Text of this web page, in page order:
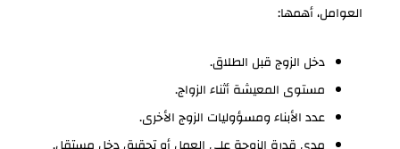
العوامل، أهمها:
دخل الزوج قبل الطلاق.
مستوى المعيشة أثناء الزواج.
عدد الأبناء ومسؤوليات الزوج الأخرى.